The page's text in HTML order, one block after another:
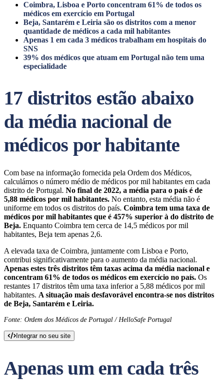
Coimbra, Lisboa e Porto concentram 61% de todos os
médicos em exercício em Portugal
Beja, Santarém e Leiria são os distritos com a menor
quantidade de médicos a cada mil habitantes
Apenas 1 em cada 3 médicos trabalham em hospitais do
SNS
39% dos médicos que atuam em Portugal não tem uma
especialidade
17 distritos estão abaixo
da média nacional de
médicos por habitante
Com base na informação fornecida pela Ordem dos Médicos,
calculámos o número médio de médicos por mil habitantes em cada
distrito de Portugal. No final de 2022, a média para o país é de
5,88 médicos por mil habitantes. No entanto, esta média não é
uniforme em todos os distritos do país. Coimbra tem uma taxa de
médicos por mil habitantes que é 457% superior à do distrito de
Beja. Enquanto Coimbra tem cerca de 14,5 médicos por mil
habitantes, Beja tem apenas 2,6.
A elevada taxa de Coimbra, juntamente com Lisboa e Porto,
contribui significativamente para o aumento da média nacional.
Apenas estes três distritos têm taxas acima da média nacional e
concentram 61% de todos os médicos em exercício no país. Os
restantes 17 distritos têm uma taxa inferior a 5,88 médicos por mil
habitantes. A situação mais desfavorável encontra-se nos distritos
de Beja, Santarém e Leiria.
Fonte: Ordem dos Médicos de Portugal / HelloSafe Portugal
Integrar no seu site
Apenas um em cada três